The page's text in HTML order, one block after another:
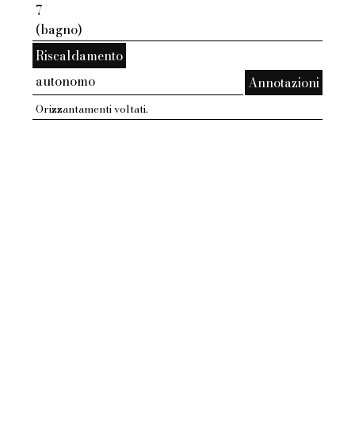
7
(bagno)
Riscaldamento
autonomo
Annotazioni
Orizzantamenti voltati.